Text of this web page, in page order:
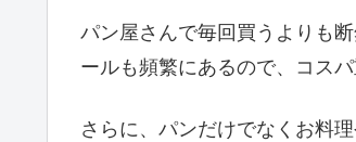
パン屋さんで毎回買うよりも
ールも頻繁にあるので、コス
さらに、パンだけでなくお料